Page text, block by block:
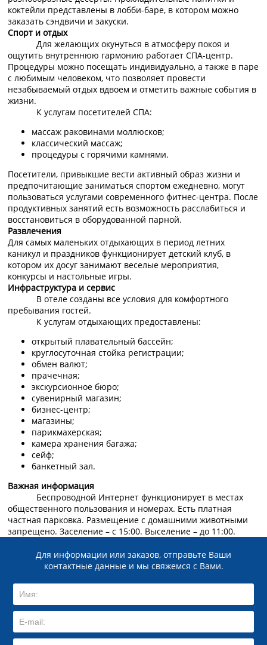
коктейли представлены в лобби-баре, в котором можно
заказать сэндвичи и закуски.
Спорт и отдых
Для желающих окунуться в атмосферу покоя и
ощутить внутреннюю гармонию работает СПА-центр.
Процедуры можно посещать индивидуально, а также в паре
с любимым человеком, что позволяет провести
незабываемый отдых вдвоем и отметить важные события в
жизни.
К услугам посетителей СПА:
массаж раковинами моллюсков;
классический массаж;
процедуры с горячими камнями.
Посетители, привыкшие вести активный образ жизни и
предпочитающие заниматься спортом ежедневно, могут
пользоваться услугами современного фитнес-центра. После
продуктивных занятий есть возможность расслабиться и
восстановиться в оборудованной парной.
Развлечения
Для самых маленьких отдыхающих в период летних
каникул и праздников функционирует детский клуб, в
котором их досуг занимают веселые мероприятия,
конкурсы и настольные игры.
Инфраструктура и сервис
В отеле созданы все условия для комфортного
пребывания гостей.
К услугам отдыхающих предоставлены:
открытый плавательный бассейн;
круглосуточная стойка регистрации;
обмен валют;
прачечная;
экскурсионное бюро;
сувенирный магазин;
бизнес-центр;
магазины;
парикмахерская;
камера хранения багажа;
сейф;
банкетный зал.
Важная информация
Беспроводной Интернет функционирует в местах
общественного пользования и номерах. Есть платная
частная парковка. Размещение с домашними животными
запрещено. Заселение – с 15:00. Выселение – до 11:00.
Для информации или заказов, отправьте Ваши
контактные данные и мы свяжемся с Вами.